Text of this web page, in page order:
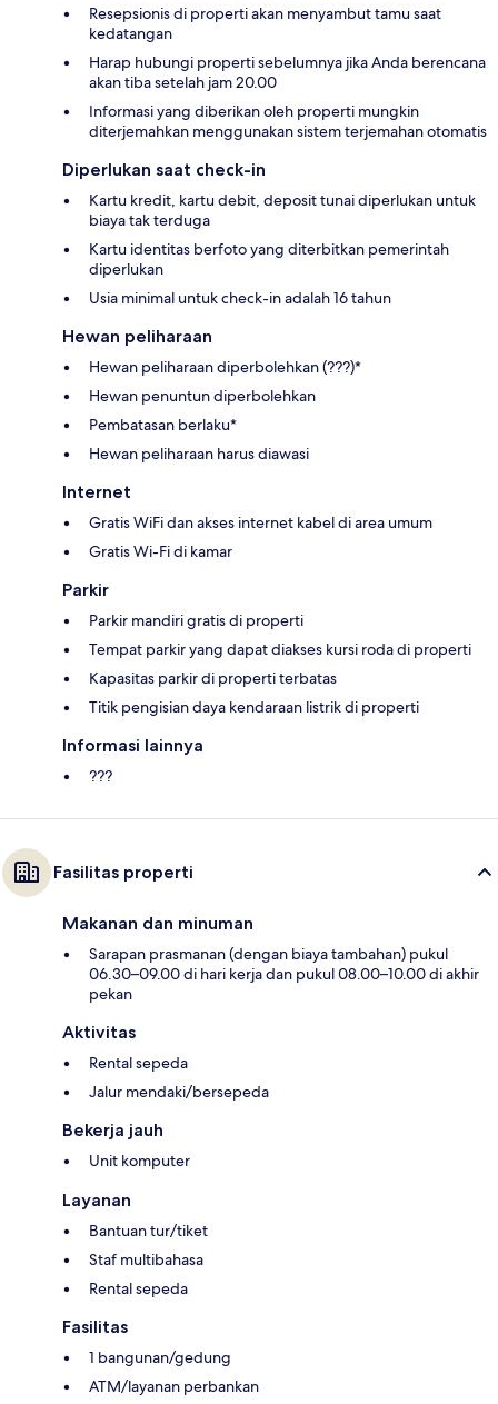
Resepsionis di properti akan menyambut tamu saat
kedatangan
Harap hubungi properti sebelumnya jika Anda berencana
akan tiba setelah jam 20.00
Informasi yang diberikan oleh properti mungkin
diterjemahkan menggunakan sistem terjemahan otomatis
Diperlukan saat check-in
Kartu kredit, kartu debit, deposit tunai diperlukan untuk
biaya tak terduga
Kartu identitas berfoto yang diterbitkan pemerintah
diperlukan
Usia minimal untuk check-in adalah 16 tahun
Hewan peliharaan
Hewan peliharaan diperbolehkan (???)*
Hewan penuntun diperbolehkan
Pembatasan berlaku*
Hewan peliharaan harus diawasi
Internet
Gratis WiFi dan akses internet kabel di area umum
Gratis Wi-Fi di kamar
Parkir
Parkir mandiri gratis di properti
Tempat parkir yang dapat diakses kursi roda di properti
Kapasitas parkir di properti terbatas
Titik pengisian daya kendaraan listrik di properti
Informasi lainnya
???
Fasilitas properti
Makanan dan minuman
Sarapan prasmanan (dengan biaya tambahan) pukul
06.30–09.00 di hari kerja dan pukul 08.00–10.00 di akhir
pekan
Aktivitas
Rental sepeda
Jalur mendaki/bersepeda
Bekerja jauh
Unit komputer
Layanan
Bantuan tur/tiket
Staf multibahasa
Rental sepeda
Fasilitas
1 bangunan/gedung
ATM/layanan perbankan